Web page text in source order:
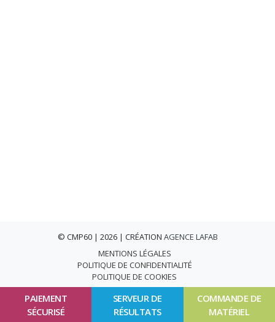
PAIEMENT
SÉCURISÉ
SERVEUR DE
RÉSULTATS
COMMANDE DE
MATÉRIEL
© CMP60 | 2026 | CRÉATION AGENCE LAFAB
MENTIONS LÉGALES
POLITIQUE DE CONFIDENTIALITÉ
POLITIQUE DE COOKIES